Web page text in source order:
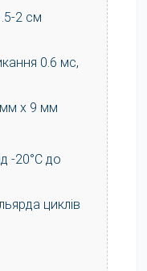
2 см
0.6 мс,
x 9 мм
-20°C до
циклів